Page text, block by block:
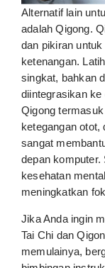
Alternatif lain
adalah Qigong.
dan pikiran
ketenangan.
singkat, bahkan
diintegrasikan
Qigong
ketegangan otot,
sangat
depan komputer.
kesehatan
meningkatkan
Jika Anda ingin
Tai Chi dan
memulainya,